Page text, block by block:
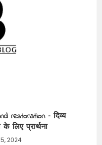
restoration – दिव्य
लिए प्रार्थना
2024